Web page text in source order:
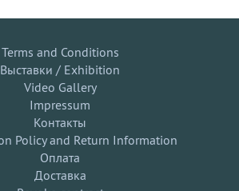
Terms and Conditions
Выставки / Exhibition
Video Gallery
Impressum
Контакты
Policy and Return Information
Оплата
Доставка